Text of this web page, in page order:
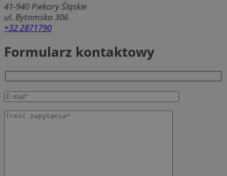
41-940 Piekary Śląskie
ul. Bytomska 306
+32 2871790
Formularz kontaktowy